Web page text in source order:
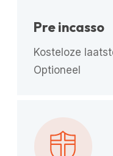
Pre incasso
Kosteloze
Optioneel